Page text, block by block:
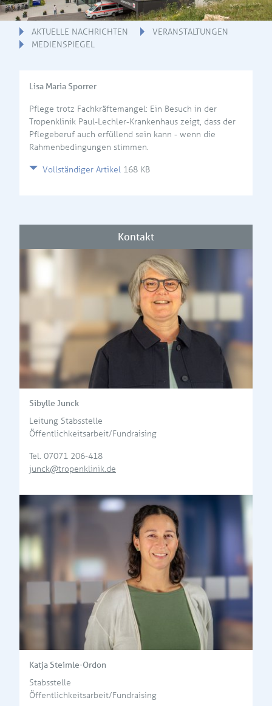
AKTUELLE NACHRICHTEN
VERANSTALTUNGEN
MEDIENSPIEGEL
Kontakt
Sibylle Junck
Leitung Stabsstelle
Öffentlichkeitsarbeit/Fundraising
Tel. 07071 206-418
junck@tropenklinik.de
Katja Steimle-Ordon
Stabsstelle
Öffentlichkeitsarbeit/Fundraising
Lisa Maria Sporrer
Pflege trotz Fachkräftemangel: Ein Besuch in der
Tropenklinik Paul-Lechler-Krankenhaus zeigt, dass der
Pflegeberuf auch erfüllend sein kann - wenn die
Rahmenbedingungen stimmen.
Vollständiger Artikel 168 KB